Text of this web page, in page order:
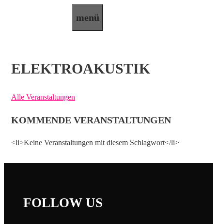
menü
ELEKTROAKUSTIK
Alle Veranstaltungen
KOMMENDE VERANSTALTUNGEN
<li>Keine Veranstaltungen mit diesem Schlagwort</li>
FOLLOW US